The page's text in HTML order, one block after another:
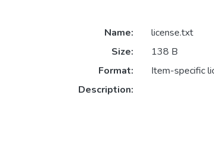
Name:
license.txt
Size:
138 B
Format:
Item-specific
Description: